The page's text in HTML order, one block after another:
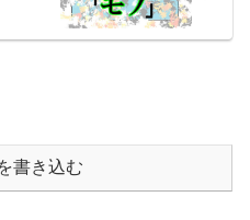
書き込む